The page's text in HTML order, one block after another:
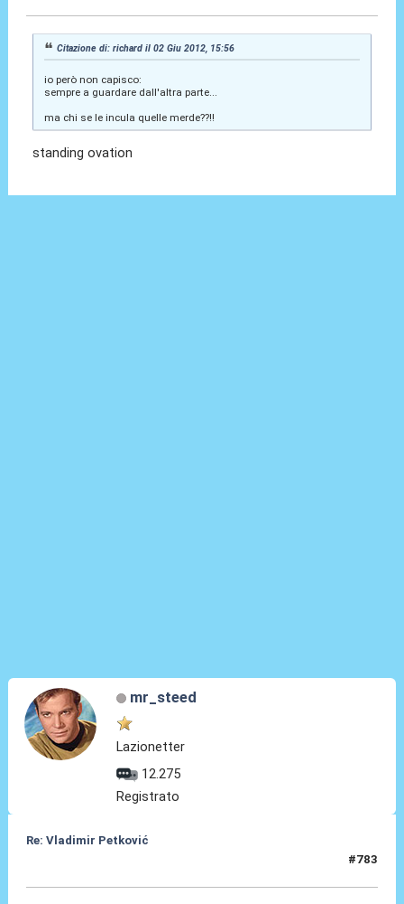
Citazione di: richard il 02 Giu 2012, 15:56
io però non capisco:
sempre a guardare dall'altra parte...
ma chi se le incula quelle merde??!!
standing ovation
mr_steed
Lazionetter
12.275
Registrato
Re: Vladimir Petković
#783